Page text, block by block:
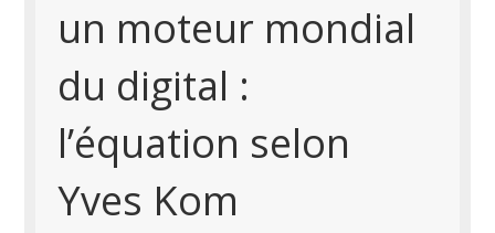
un moteur mondial
du digital :
l’équation selon
Yves Kom